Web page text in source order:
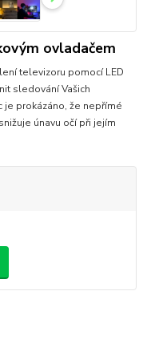
ovladačem
televizoru pomocí LED
sledování Vašich
je prokázáno, že nepřímé
únavu očí při jejím